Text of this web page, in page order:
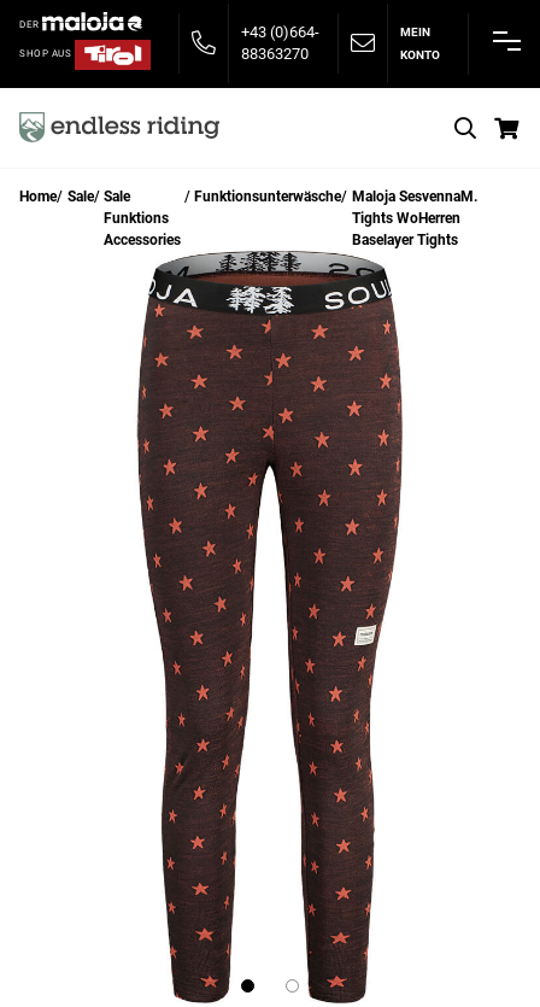
DER
SHOP AUS
+43 (0)664-
88363270
MEIN
KONTO
Home Sale
Sale
Funktions
Accessories
Funktionsunterwäsche
Maloja SesvennaM.
Tights WoHerren
Baselayer Tights